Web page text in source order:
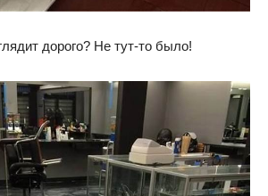
дорого? Не тут-то было!